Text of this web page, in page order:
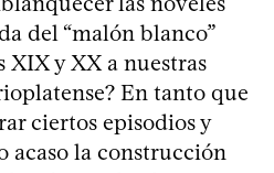
del “malón blanco”
XIX y XX a nuestras
En tanto que
ciertos episodios y
acaso la construcción